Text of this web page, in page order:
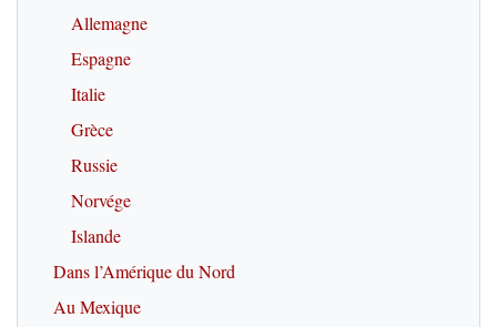
Allemagne
Espagne
Italie
Grèce
Russie
Norvége
Islande
Dans l’Amérique du Nord
Au Mexique